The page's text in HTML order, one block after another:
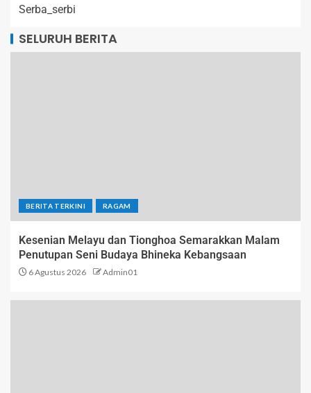
Serba_serbi
SELURUH BERITA
BERITA TERKINI RAGAM
Kesenian Melayu dan Tionghoa Semarakkan Malam
Penutupan Seni Budaya Bhineka Kebangsaan
6 Agustus 2026 Admin01